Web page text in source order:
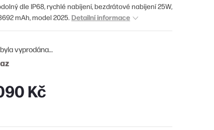
dle IP68, rychlé nabíjení, bezdrátové nabíjení 25W,
mAh, model 2025. Detailní informace
vyprodána…
Kč